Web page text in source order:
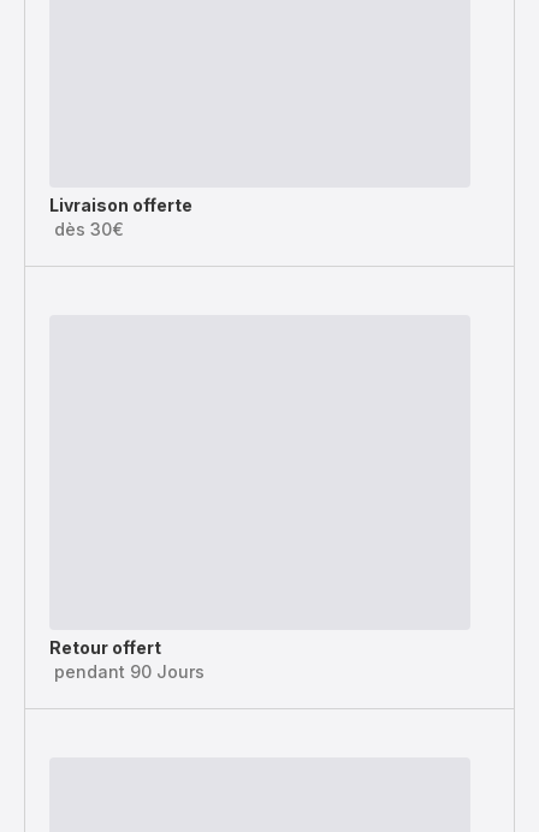
Livraison offerte
dès 30€
Retour offert
pendant 90 Jours